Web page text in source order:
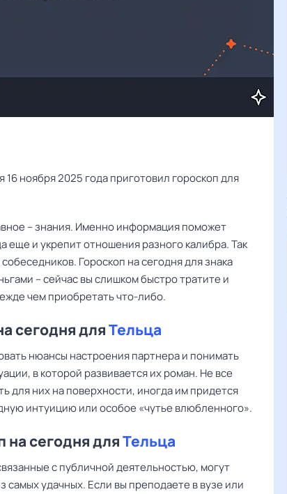
– знания. Именно информация поможет
еще и укрепит отношения разного калибра. Так
Гороскоп на сегодня для знака
– сейчас вы слишком быстро тратите и
чем приобретать что-либо.
сегодня дляТельца
нюансы настроения партнера и понимать
в которой развивается их роман. Не все
для них на поверхности, иногда им придется
интуицию или особое «чутье влюбленного».
на сегодня дляТельца
с публичной деятельностью, могут
самых удачных. Если вы преподаете в вузе или